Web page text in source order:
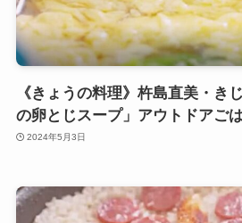
《きょうの料理》杵島直美・き
の卵とじスープ」アウトドアご
2024年5月3日